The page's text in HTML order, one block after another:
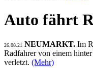
Auto fährt
26.08.21 NEUMARKT. Im
Radfahrer von einem
verletzt. (Mehr)